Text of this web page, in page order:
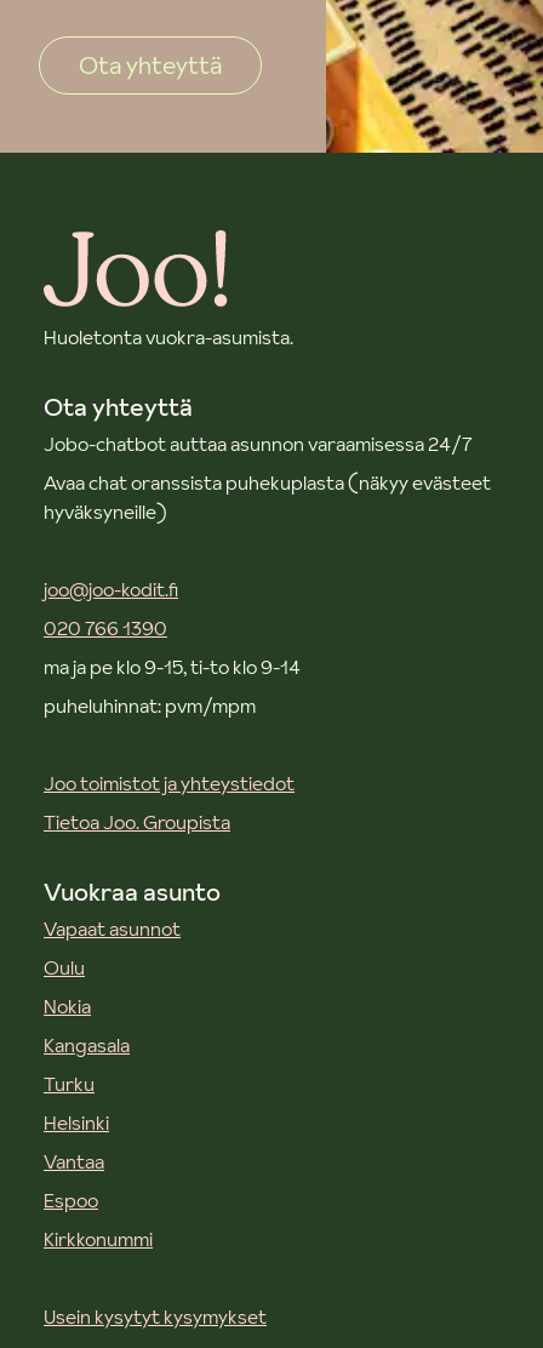
Ota yhteyttä
Huoletonta vuokra-asumista.
Ota yhteyttä
Jobo-chatbot auttaa asunnon varaamisessa 24/7
Avaa chat oranssista puhekuplasta (näkyy evästeet
hyväksyneille)
joo@joo-kodit.fi
020 766 1390
ma ja pe klo 9-15, ti-to klo 9-14
puheluhinnat: pvm/mpm
Joo toimistot ja yhteystiedot
Tietoa Joo. Groupista
Vuokraa asunto
Vapaat asunnot
Oulu
Nokia
Kangasala
Turku
Helsinki
Vantaa
Espoo
Kirkkonummi
Usein kysytyt kysymykset